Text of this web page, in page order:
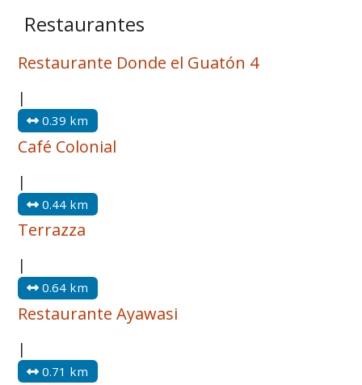
Restaurantes
Restaurante Donde el Guatón 4
|
0.39 km
Café Colonial
|
0.44 km
Terrazza
|
0.64 km
Restaurante Ayawasi
|
0.71 km